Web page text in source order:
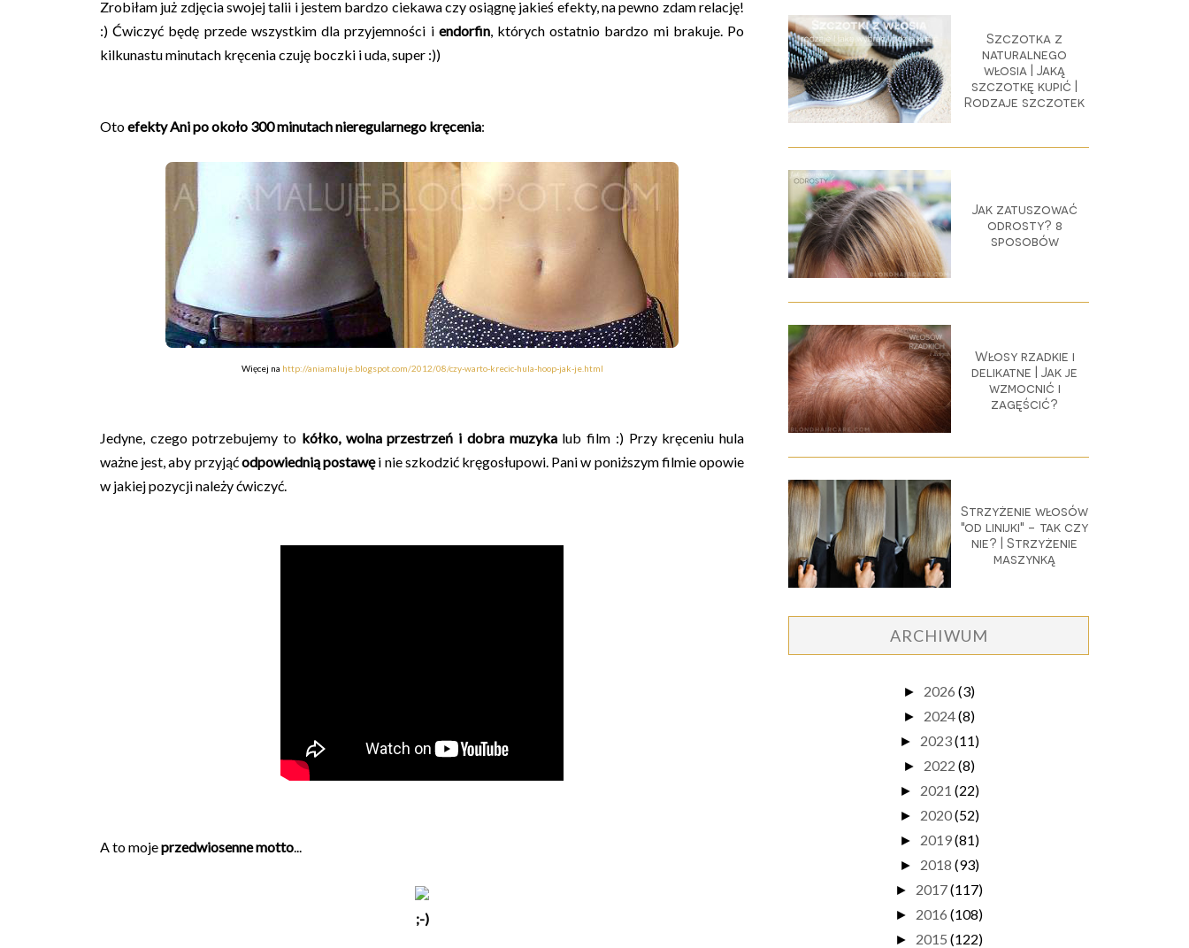
Zrobiłam już zdjęcia swojej talii i jestem bardzo ciekawa czy osiągnę jakieś efekty, na pewno zdam relację!
:) Ćwiczyć będę przede wszystkim dla przyjemności i endorfin, których ostatnio bardzo mi brakuje. Po
kilkunastu minutach kręcenia czuję boczki i uda, super :))
Otoefekty Ani po około 300 minutach nieregularnego kręcenia:
Więcej na http://aniamaluje.blogspot.com/2012/08/czy-warto-krecic-hula-hoop-jak-je.html
Jedyne, czego potrzebujemy to kółko, wolna przestrzeń i dobra muzykalub film :) Przy kręceniu hula
ważne jest, aby przyjąćodpowiednią postawęi nie szkodzić kręgosłupowi. Pani w poniższym filmie opowie
w jakiej pozycji należy ćwiczyć.
A to mojeprzedwiosenne motto...
;-)
Szczotka z
naturalnego
włosia | Jaką
szczotkę kupić |
Rodzaje szczotek
Jak zatuszować
odrosty? 8
sposobów
Włosy rzadkie i
delikatne | Jak je
wzmocnić i
zagęścić?
Strzyżenie włosów
"od linijki" - tak czy
nie? | Strzyżenie
maszynką
ARCHIWUM
► 2026 (3)
► 2024(8)
► 2023(11)
► 2022 (8)
► 2021 (22)
► 2020(52)
► 2019(81)
► 2018 (93)
► 2017(117)
► 2016 (108)
► 2015 (122)